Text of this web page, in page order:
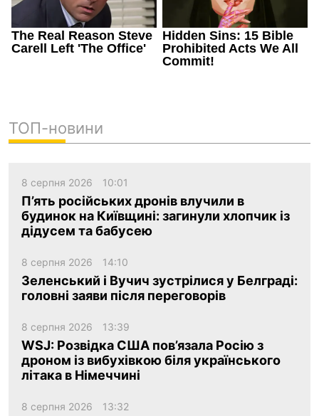
ТОП-новини
8 серпня 2026 10:01
П’ять російських дронів влучили в
будинок на Київщині: загинули хлопчик із
дідусем та бабусею
8 серпня 2026 14:10
Зеленський і Вучич зустрілися у Белграді:
головні заяви після переговорів
8 серпня 2026 13:39
WSJ: Розвідка США пов’язала Росію з
дроном із вибухівкою біля українського
літака в Німеччині
8 серпня 2026 13:32